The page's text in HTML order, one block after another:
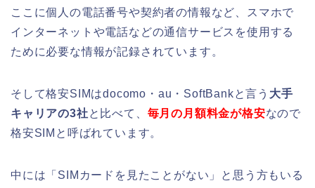
ここに個人の電話番号や契約者の情報など、スマホで
インターネットや電話などの通信サービスを使用する
ために必要な情報が記録されています。
そして格安SIMはdocomo・au・SoftBankと言う 大手
キャリアの3社と比べて、 毎月の月額料金が格安なので
格安SIMと呼ばれています。
中には「SIMカードを見たことがない」と思う方もいる